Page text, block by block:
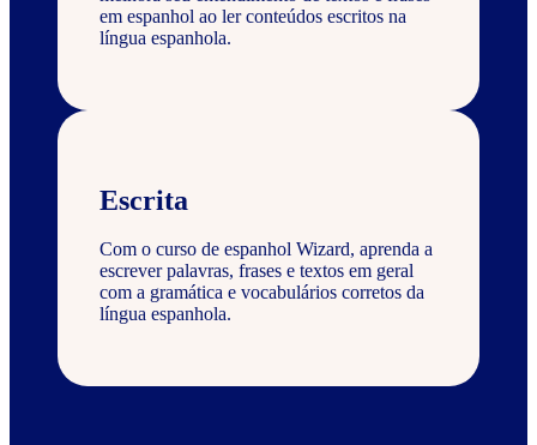
em espanhol ao ler conteúdos escritos na
língua espanhola.
Escrita
Com o curso de espanhol Wizard, aprenda a
escrever palavras, frases e textos em geral
com a gramática e vocabulários corretos da
língua espanhola.